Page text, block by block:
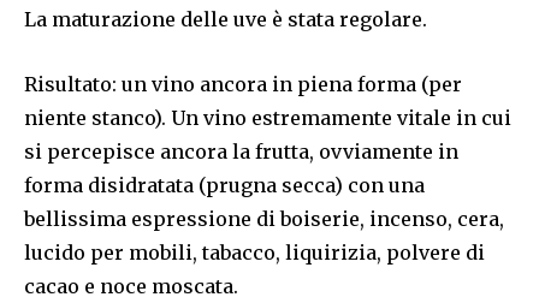
La maturazione delle uve è stata regolare.
Risultato: un vino ancora in piena forma (per
niente stanco). Un vino estremamente vitale in cui
si percepisce ancora la frutta, ovviamente in
forma disidratata (prugna secca) con una
bellissima espressione di boiserie, incenso, cera,
lucido per mobili, tabacco, liquirizia, polvere di
cacao e noce moscata.